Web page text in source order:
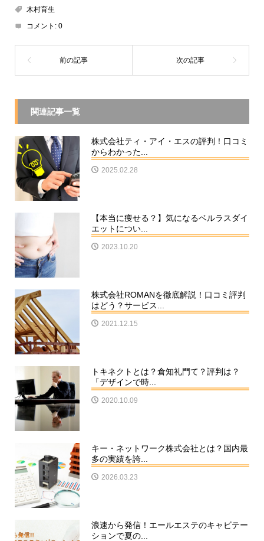
木村育生
コメント: 0
関連記事一覧
株式会社ティ・アイ・エスの評判！口コミ
からわかった...
2025.02.28
【本当に痩せる？】気になるベルラスダイ
エットについ...
2023.10.20
株式会社ROMANを徹底解説！口コミ評判
はどう？サービス...
2021.12.15
トキネクトとは？倉知礼門て？評判は？
「デザインで時...
2020.10.09
キー・ネットワーク株式会社とは？国内最
多の実績を誇...
2026.03.23
浪速から発信！エールエステのキャビテー
ションで夏の...